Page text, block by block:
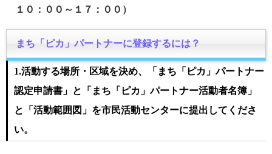
１０：００～１７：００）
まち「ピカ」パートナーに登録するには？
1.活動する場所・区域を決め、「まち「ピカ」パートナー
認定申請書」と「まち「ピカ」パートナー活動者名簿」
と「活動範囲図」を市民活動センターに提出してくださ
い。